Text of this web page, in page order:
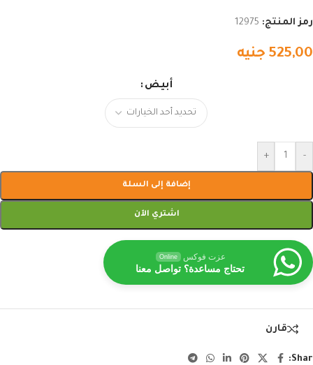
رمز المنتج: 12975
525,00 جنيه
أبيض
-
+
إضافة إلى السلة
اشتري الآن
عزت فوكس Online
تحتاج مساعدة؟ تواصل معنا
قارن